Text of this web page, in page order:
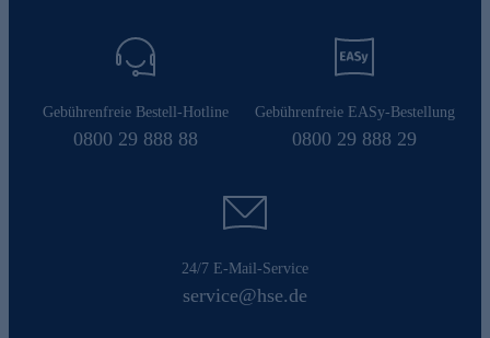
Gebührenfreie Bestell-Hotline
0800 29 888 88
Gebührenfreie EASy-Bestellung
0800 29 888 29
24/7 E-Mail-Service
service@hse.de